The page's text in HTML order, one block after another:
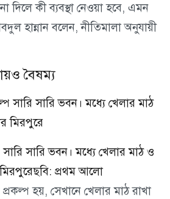
দিলে কী ব্যবস্থা নেওয়া হবে, এমন
হান্নান বলেন, নীতিমালা অনুযায়ী
বৈষম্য
সারি ভবন। মধ্যে খেলার মাঠ ও
প্রথম আলো
হয়, সেখানে খেলার মাঠ রাখা